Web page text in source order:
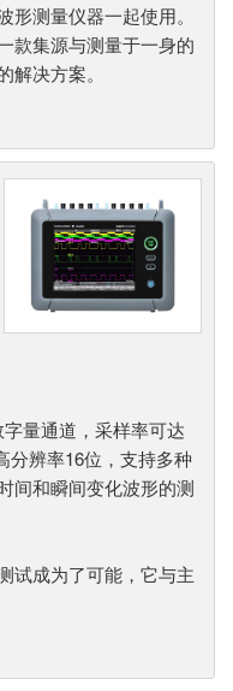
测量仪器一起使用。
款集源与测量于一身的
决方案。
量通道，采样率可达
分辨率16位，支持多种
间和瞬间变化波形的测
试成为了可能，它与主